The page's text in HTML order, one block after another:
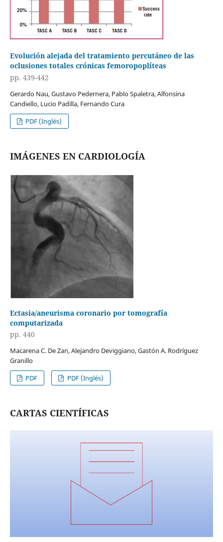
Evolución alejada del tratamiento percutáneo de las
oclusiones totales crónicas femoropoplíteas
pp. 439-442
Gerardo Nau, Gustavo Pedernera, Pablo Spaletra, Alfonsina
Candiello, Lucio Padilla, Fernando Cura
PDF (Inglés)
IMÁGENES EN CARDIOLOGÍA
Ectasia/aneurisma coronario por tomografía
computarizada
pp. 440
Macarena C. De Zan, Alejandro Deviggiano, Gastón A. Rodríguez
Granillo
PDF
PDF (Inglés)
CARTAS CIENTÍFICAS